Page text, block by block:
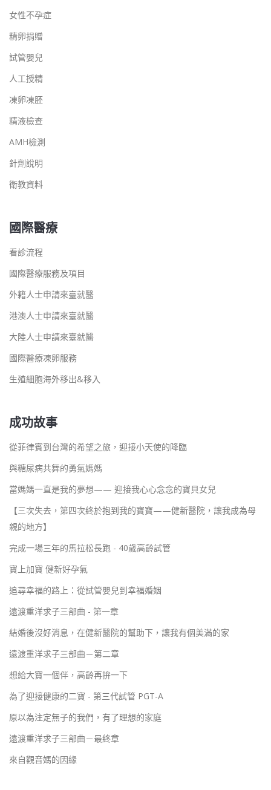
女性不孕症
精卵捐贈
試管嬰兒
人工授精
凍卵凍胚
精液檢查
AMH檢測
針劑說明
衛教資料
國際醫療
看診流程
國際醫療服務及項目
外籍人士申請來臺就醫
港澳人士申請來臺就醫
大陸人士申請來臺就醫
國際醫療凍卵服務
生殖細胞海外移出&移入
成功故事
從菲律賓到台灣的希望之旅，迎接小天使的降臨
與糖尿病共舞的勇氣媽媽
當媽媽一直是我的夢想—— 迎接我心心念念的寶貝女兒
【三次失去，第四次終於抱到我的寶寶——健新醫院，讓我成為母
親的地方】
完成一場三年的馬拉松長跑 - 40歲高齡試管
寶上加寶 健新好孕氣
追尋幸福的路上：從試管嬰兒到幸福婚姻
遠渡重洋求子三部曲 - 第一章
結婚後沒好消息，在健新醫院的幫助下，讓我有個美滿的家
遠渡重洋求子三部曲－第二章
想給大寶一個伴，高齡再拚一下
為了迎接健康的二寶 - 第三代試管 PGT-A
原以為注定無子的我們，有了理想的家庭
遠渡重洋求子三部曲－最終章
來自觀音媽的因緣